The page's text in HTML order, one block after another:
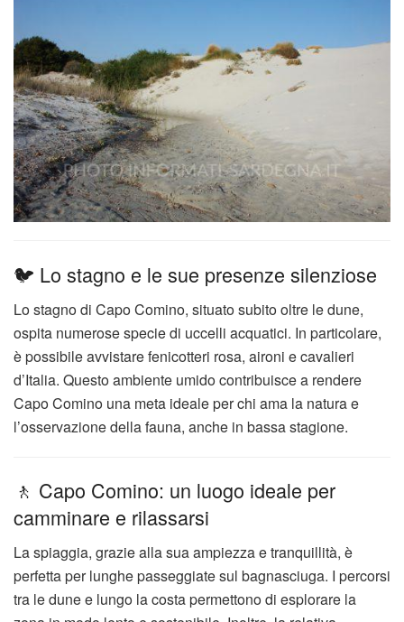
🐦 Lo stagno e le sue presenze silenziose
Lo stagno di Capo Comino, situato subito oltre le dune,
ospita numerose specie di uccelli acquatici. In particolare,
è possibile avvistare fenicotteri rosa, aironi e cavalieri
d’Italia. Questo ambiente umido contribuisce a rendere
Capo Comino una meta ideale per chi ama la natura e
l’osservazione della fauna, anche in bassa stagione.
🚶 Capo Comino: un luogo ideale per
camminare e rilassarsi
La spiaggia, grazie alla sua ampiezza e tranquillità, è
perfetta per lunghe passeggiate sul bagnasciuga. I percorsi
tra le dune e lungo la costa permettono di esplorare la